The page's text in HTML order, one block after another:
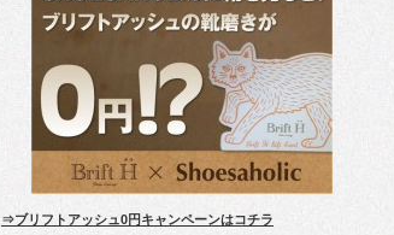
⇒ブリフトアッシュ0円キャンペーンはコチラ